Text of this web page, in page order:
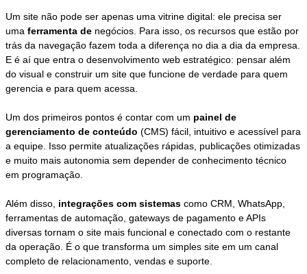
Um site não pode ser apenas uma vitrine digital: ele precisa ser
umaferramenta de negócios. Para isso, os recursos que estão por
trás da navegação fazem toda a diferença no dia a dia da empresa.
E é aí que entra o desenvolvimento web estratégico: pensar além
do visual e construir um site que funcione de verdade para quem
gerencia e para quem acessa.
Um dos primeiros pontos é contar com um painel de
gerenciamento de conteúdo (CMS) fácil, intuitivo e acessível para
a equipe. Isso permite atualizações rápidas, publicações otimizadas
e muito mais autonomia sem depender de conhecimento técnico
em programação.
Além disso, integrações com sistemas como CRM, WhatsApp,
ferramentas de automação, gateways de pagamento e APIs
diversas tornam o site mais funcional e conectado com o restante
da operação. É o que transforma um simples site em um canal
completo de relacionamento, vendas e suporte.